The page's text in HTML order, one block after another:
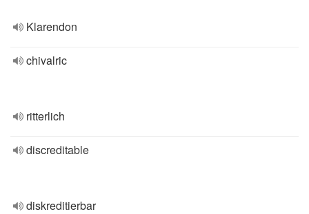
Klarendon
chivalric
ritterlich
discreditable
diskreditierbar